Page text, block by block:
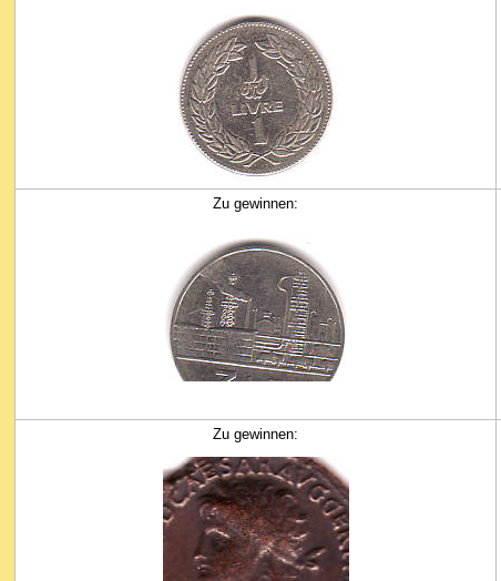
Zu gewinnen:
Zu gewinnen: